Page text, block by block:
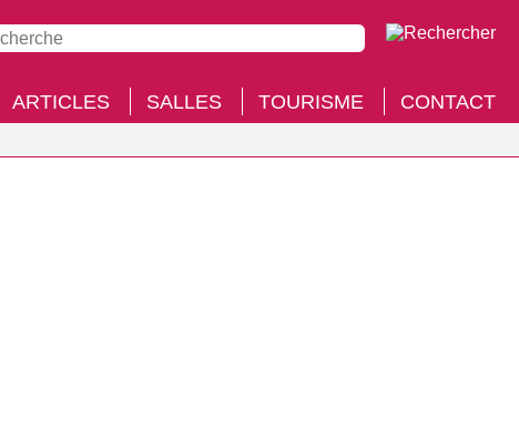
ARTICLES SALLES TOURISME CONTACT